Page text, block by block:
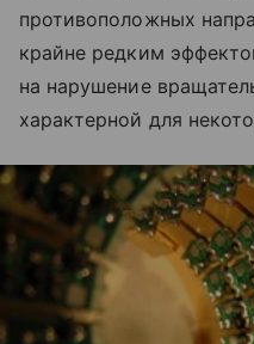
противоположных
крайне редким
на нарушение
характерной для